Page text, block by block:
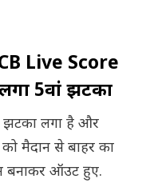
Live Score
5वां झटका
झटका लगा है और
मैदान से बाहर का
बनाकर ऑउट हुए.